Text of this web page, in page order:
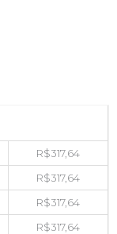
R$317,64
R$317,64
R$317,64
R$317,64